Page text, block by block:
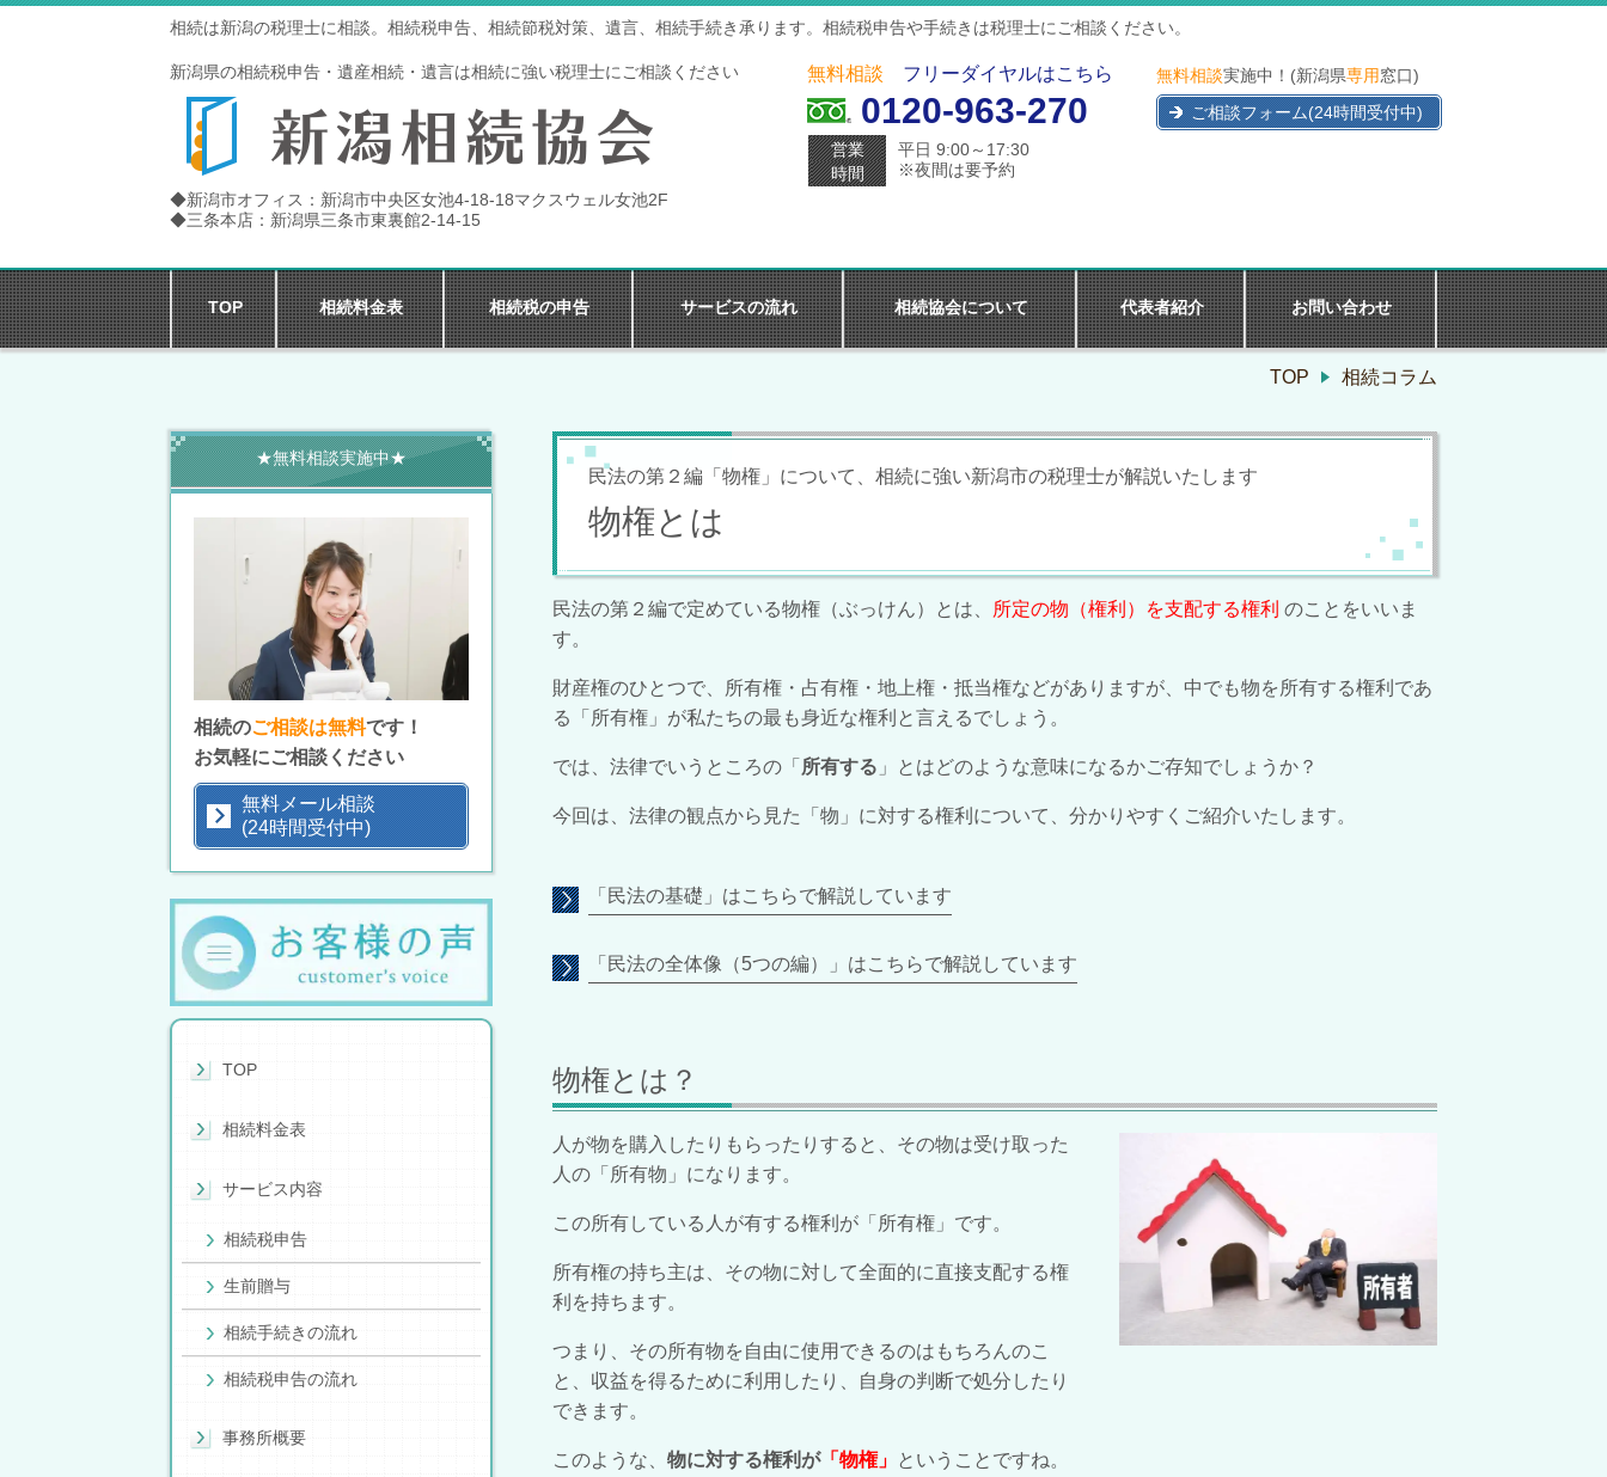
相続は新潟の税理士に相談。相続税申告、相続節税対策、遺言、相続手続き承ります。相続税申告や手続きは税理士にご相談ください。
新潟県の相続税申告・遺産相続・遺言は相続に強い税理士にご相談ください
◆新潟市オフィス：新潟市中央区女池4-18-18マクスウェル女池2F
◆三条本店：新潟県三条市東裏館2-14-15
無料相談 フリーダイヤルはこちら
0120-963-270
営業
時間
平日 9:00～17:30
※夜間は要予約
無料相談実施中！(新潟県専用窓口)
ご相談フォーム(24時間受付中)
TOP 相続料金表 相続税の申告 サービスの流れ 相続協会について 代表者紹介 お問い合わせ
TOP 相続コラム
民法の第２編「物権」について、相続に強い新潟市の税理士が解説いたします
物権とは
民法の第２編で定めている物権（ぶっけん）とは、 所定の物（権利）を支配する権利 のことをいいま
す。
財産権のひとつで、所有権・占有権・地上権・抵当権などがありますが、 中でも物を所有する権利であ
る「所有権」が私たちの最も身近な権利と言えるでしょう。
では、法律でいうところの「 所有する 」とはどのような意味になるかご存知でしょうか？
今回は、法律の観点から見た「物」に対する権利について、分かりやすくご紹介いたします。
「民法の基礎」はこちらで解説しています
「民法の全体像（5つの編）」はこちらで解説しています
物権とは？
人が物を購入したりもらったりすると、その物は受け取った
人の「所有物」になります。
この所有している人が有する権利が「所有権」です。
所有権の持ち主は、その物に対して全面的に直接支配する権
利を持ちます。
つまり、その所有物を自由に使用できるのはもちろんのこ
と、収益を得るために利用したり、自身の判断で処分したり
できます。
このような、 物に対する権利が「物権」 ということですね。
★無料相談実施中★
相続のご相談は無料です！
お気軽にご相談ください
無料メール相談
(24時間受付中)
TOP
相続料金表
サービス内容
相続税申告
生前贈与
相続手続きの流れ
相続税申告の流れ
事務所概要